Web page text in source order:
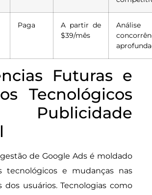
Paga
A partir de
$39/mês
Análise
Futuras e
Tecnológicos
de Google Ads é moldado
tecnológicos e mudanças nas
dos usuários. Tecnologias como